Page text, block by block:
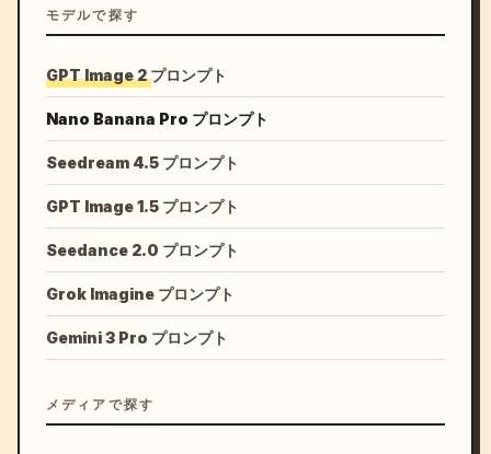
モデルで探す
GPT Image 2 プロンプト
Nano Banana Pro プロンプト
Seedream 4.5 プロンプト
GPT Image 1.5 プロンプト
Seedance 2.0 プロンプト
Grok Imagine プロンプト
Gemini 3 Pro プロンプト
メディアで探す